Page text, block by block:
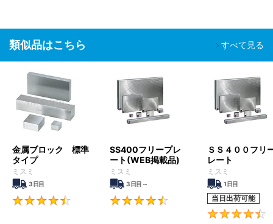
類似品はこちら すべて見る
金属ブロック 標準
タイプ
ミスミ
3日目
4.4
SS400フリープレ
ート(WEB掲載品)
ミスミ
3日目～
4.5
ＳＳ４００フリ
レート
ミスミ
1日目
当日出荷可能